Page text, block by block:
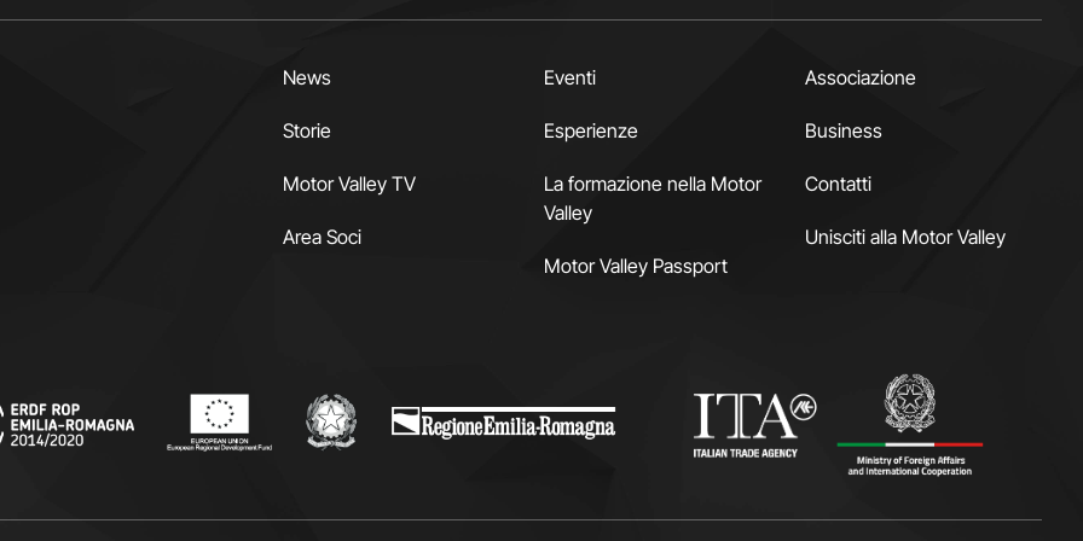
News
Storie
Motor Valley TV
Area Soci
Eventi
Esperienze
La formazione nella Motor
Valley
Motor Valley Passport
Associazione
Business
Contatti
Unisciti alla Motor Valley